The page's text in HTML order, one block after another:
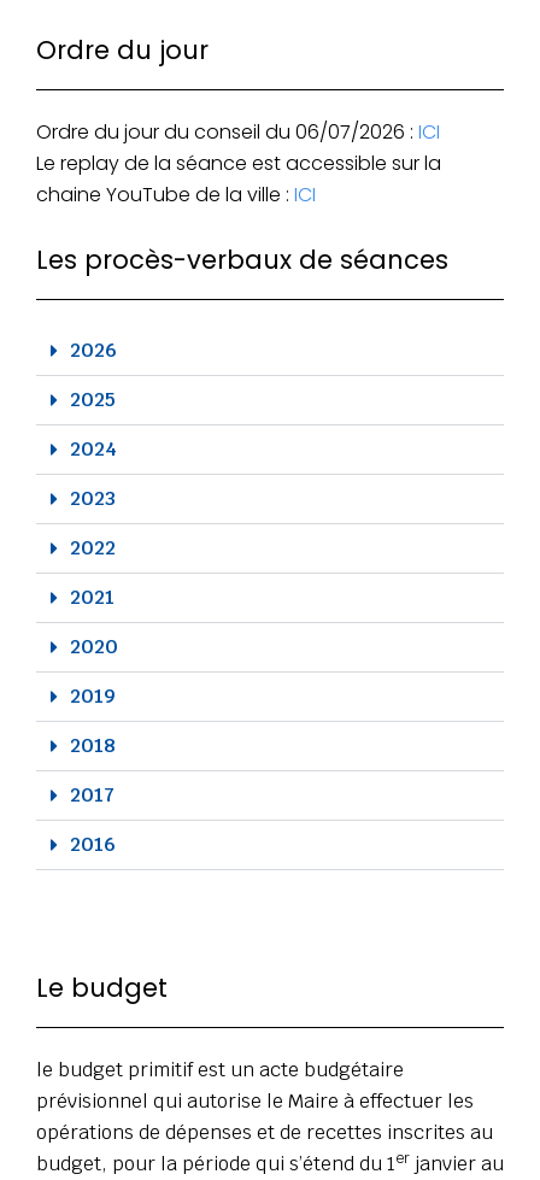
Ordre du jour
Ordre du jour du conseil du 06/07/2026 : ICI
Le replay de la séance est accessible sur la
chaine YouTube de la ville : ICI
Les procès-verbaux de séances
2026
2025
2024
2023
2022
2021
2020
2019
2018
2017
2016
Le budget
le budget primitif est un acte budgétaire
prévisionnel qui autorise le Maire à effectuer les
opérations de dépenses et de recettes inscrites au
budget, pour la période qui s’étend du 1er janvier au